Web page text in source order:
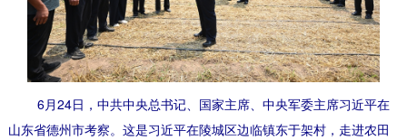
6月24日，中共中央总书记、国家主席、中央军委主席习近平在
山东省德州市考察。这是习近平在陵城区边临镇东于架村，走进农田